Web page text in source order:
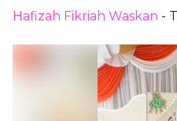
Hafizah Fikriah Waskan -